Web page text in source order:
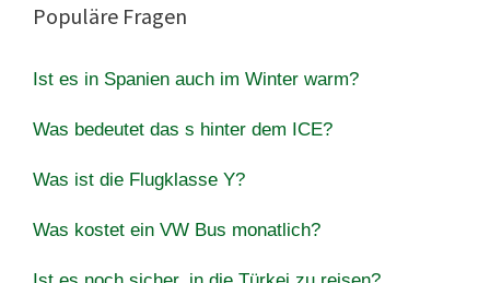
Populäre Fragen
Ist es in Spanien auch im Winter warm?
Was bedeutet das s hinter dem ICE?
Was ist die Flugklasse Y?
Was kostet ein VW Bus monatlich?